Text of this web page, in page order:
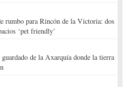
rumbo para Rincón de la Victoria: dos
‘pet friendly’
de la Axarquía donde la tierra